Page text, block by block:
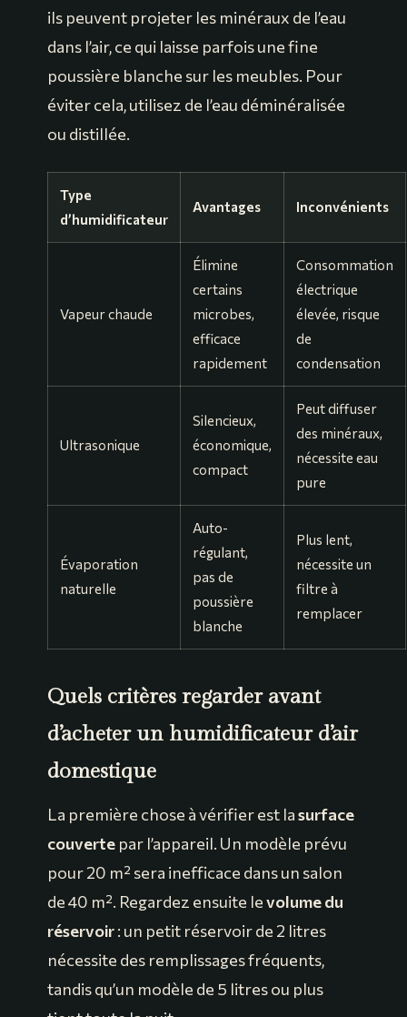
ils peuvent projeter les minéraux de l’eau
dans l’air, ce qui laisse parfois une fine
poussière blanche sur les meubles. Pour
éviter cela, utilisez de l’eau déminéralisée
ou distillée.
Type
d’humidificateur
Avantages Inconvénients
Vapeur chaude
Élimine
certains
microbes,
efficace
rapidement
Consommation
électrique
élevée, risque
de
condensation
Ultrasonique
Silencieux,
économique,
compact
Peut diffuser
des minéraux,
nécessite eau
pure
Évaporation
naturelle
Auto-
régulant,
pas de
poussière
blanche
Plus lent,
nécessite un
filtre à
remplacer
Quels critères regarder avant
d’acheter un humidificateur d’air
domestique
La première chose à vérifier est lasurface
couverte par l’appareil. Un modèle prévu
pour 20 m² sera inefficace dans un salon
de 40 m². Regardez ensuite levolume du
réservoir: un petit réservoir de 2 litres
nécessite des remplissages fréquents,
tandis qu’un modèle de 5 litres ou plus